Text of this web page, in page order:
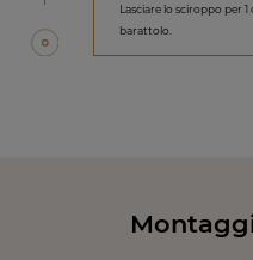
Lasciare lo sciroppo per
barattolo.